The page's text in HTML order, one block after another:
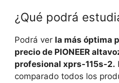
¿Qué podrá
Podrá ver la más óptima
precio de PIONEER
profesional xprs-115s-2.
comparado todos los